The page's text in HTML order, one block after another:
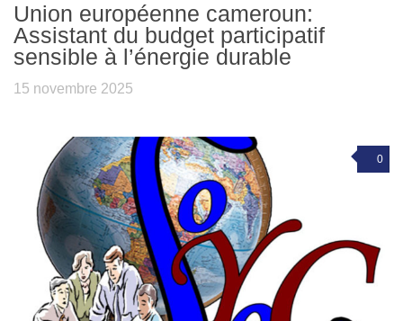
Union européenne cameroun:
Assistant du budget participatif
sensible à l’énergie durable
15 novembre 2025
0